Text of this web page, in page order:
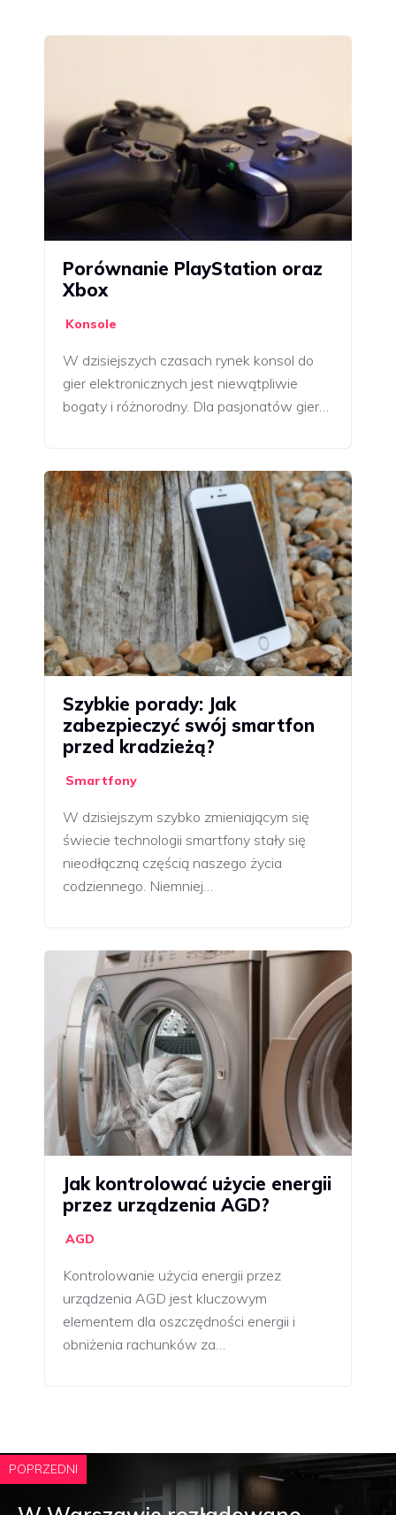
Porównanie PlayStation oraz
Xbox
Konsole
W dzisiejszych czasach rynek konsol do
gier elektronicznych jest niewątpliwie
bogaty i różnorodny. Dla pasjonatów gier…
Szybkie porady: Jak
zabezpieczyć swój smartfon
przed kradzieżą?
Smartfony
W dzisiejszym szybko zmieniającym się
świecie technologii smartfony stały się
nieodłączną częścią naszego życia
codziennego. Niemniej…
Jak kontrolować użycie energii
przez urządzenia AGD?
AGD
Kontrolowanie użycia energii przez
urządzenia AGD jest kluczowym
elementem dla oszczędności energii i
obniżenia rachunków za…
POPRZEDNI